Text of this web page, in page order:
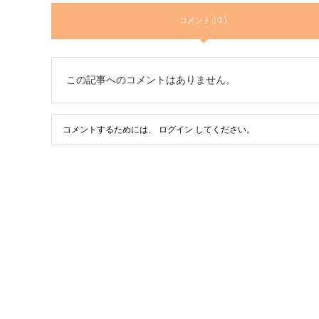
コメント ( 0 )
この記事へのコメントはありません。
コメントするためには、 ログイン してください。